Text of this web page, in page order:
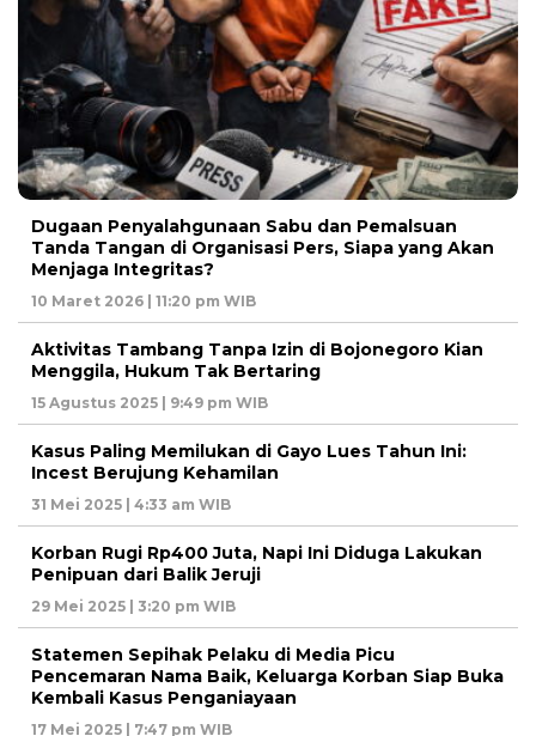
Dugaan Penyalahgunaan Sabu dan Pemalsuan
Tanda Tangan di Organisasi Pers, Siapa yang Akan
Menjaga Integritas?
10 Maret 2026 | 11:20 pm WIB
Aktivitas Tambang Tanpa Izin di Bojonegoro Kian
Menggila, Hukum Tak Bertaring
15 Agustus 2025 | 9:49 pm WIB
Kasus Paling Memilukan di Gayo Lues Tahun Ini:
Incest Berujung Kehamilan
31 Mei 2025 | 4:33 am WIB
Korban Rugi Rp400 Juta, Napi Ini Diduga Lakukan
Penipuan dari Balik Jeruji
29 Mei 2025 | 3:20 pm WIB
Statemen Sepihak Pelaku di Media Picu
Pencemaran Nama Baik, Keluarga Korban Siap Buka
Kembali Kasus Penganiayaan
17 Mei 2025 | 7:47 pm WIB